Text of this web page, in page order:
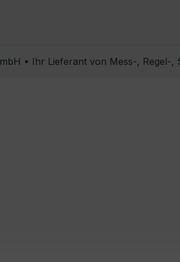
• Ihr Lieferant von Mess-, Regel-,